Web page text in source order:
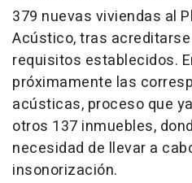
379 nuevas viviendas al
Acústico, tras
requisitos establecidos.
próximamente las
acústicas, proceso que
otros 137 inmuebles,
necesidad de llevar a
insonorización.